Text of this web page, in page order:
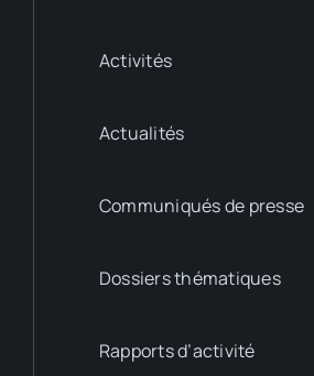
Activités
Actualités
Communiqués de presse
Dossiers thématiques
Rapports d’activité